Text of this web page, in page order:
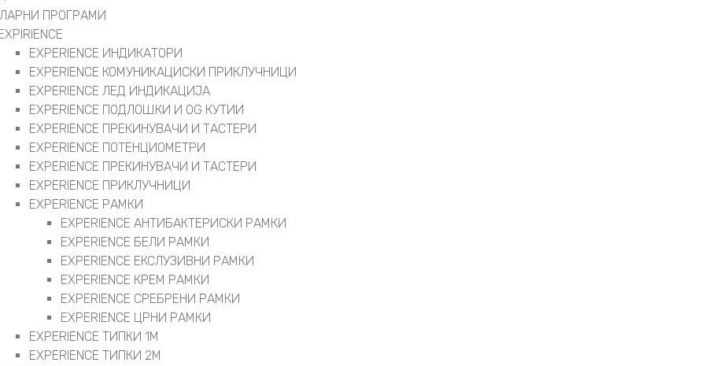
ПРОГРАМИ
EXPERIENCE ИНДИКАТОРИ
EXPERIENCE КОМУНИКАЦИСКИ ПРИКЛУЧНИЦИ
EXPERIENCE ЛЕД ИНДИКАЦИЈА
EXPERIENCE ПОДЛОШКИ И OG КУТИИ
EXPERIENCE ПРЕКИНУВАЧИ И ТАСТЕРИ
EXPERIENCE ПОТЕНЦИОМЕТРИ
EXPERIENCE ПРЕКИНУВАЧИ И ТАСТЕРИ
EXPERIENCE ПРИКЛУЧНИЦИ
EXPERIENCE РАМКИ
EXPERIENCE АНТИБАКТЕРИСКИ РАМКИ
EXPERIENCE БЕЛИ РАМКИ
EXPERIENCE ЕКСЛУЗИВНИ РАМКИ
EXPERIENCE КРЕМ РАМКИ
EXPERIENCE СРЕБРЕНИ РАМКИ
EXPERIENCE ЦРНИ РАМКИ
EXPERIENCE ТИПКИ 1M
EXPERIENCE ТИПКИ 2М